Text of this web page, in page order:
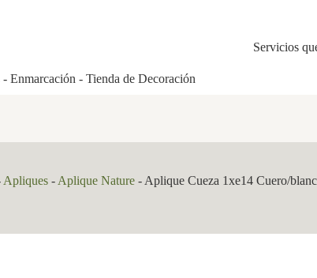
Enmarcación - Tienda de Decoración
Servicios
Apliques - Aplique Nature - Aplique Cueza 1xe14 Cuero/